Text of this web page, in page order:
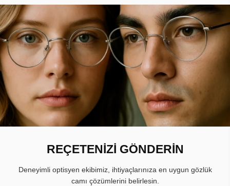
REÇETENİZİ GÖNDERİN
Deneyimli optisyen ekibimiz, ihtiyaçlarınıza en uygun gözlük
camı çözümlerini belirlesin.